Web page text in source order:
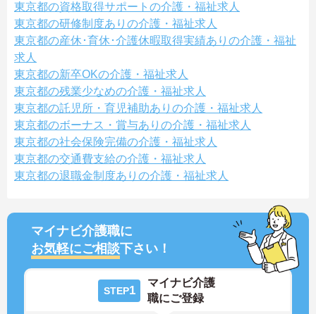
東京都の資格取得サポートの介護・福祉求人
東京都の研修制度ありの介護・福祉求人
東京都の産休･育休･介護休暇取得実績ありの介護・福祉
求人
東京都の新卒OKの介護・福祉求人
東京都の残業少なめの介護・福祉求人
東京都の託児所・育児補助ありの介護・福祉求人
東京都のボーナス・賞与ありの介護・福祉求人
東京都の社会保険完備の介護・福祉求人
東京都の交通費支給の介護・福祉求人
東京都の退職金制度ありの介護・福祉求人
マイナビ介護職に
お気軽にご相談下さい！
STEP1
マイナビ介護
職にご登録